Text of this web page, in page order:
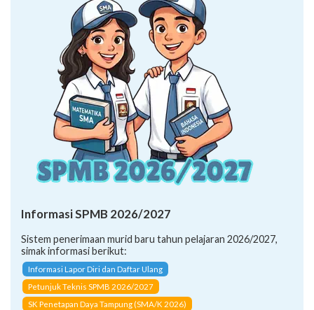
Informasi SPMB 2026/2027
Sistem penerimaan murid baru tahun pelajaran 2026/2027,
simak informasi berikut:
Informasi Lapor Diri dan Daftar Ulang
Petunjuk Teknis SPMB 2026/2027
SK Penetapan Daya Tampung (SMA/K 2026)